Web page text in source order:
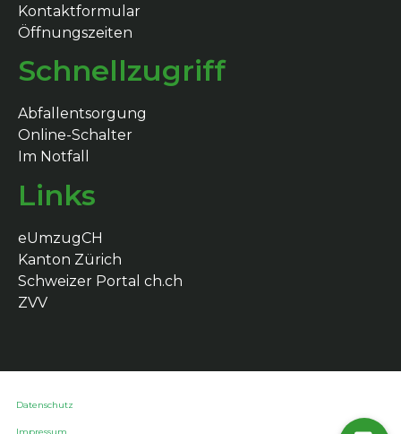
Kontaktformular
Öffnungszeiten
Schnellzugriff
Abfallentsorgung
Online-Schalter
Im Notfall
Links
eUmzugCH
Kanton Zürich
Schweizer Portal ch.ch
ZVV
Datenschutz